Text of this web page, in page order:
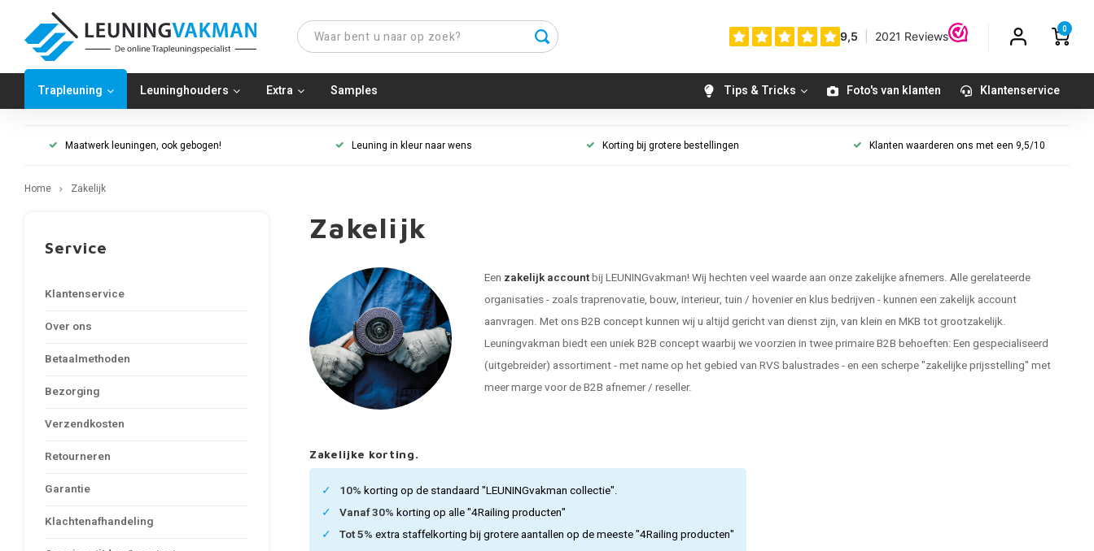
0
Trapleuning Leuninghouders Extra Samples Tips & Tricks Foto's van klanten Klantenservice
Maatwerk leuningen, ook gebogen! Leuning in kleur naar wens Korting bij grotere bestellingen Klanten waarderen ons met een 9,5/10
Home Zakelijk
Service
Klantenservice
Over ons
Betaalmethoden
Bezorging
Verzendkosten
Retourneren
Garantie
Klachtenafhandeling
Zakelijk
Een zakelijk accountbij LEUNINGvakman! Wij hechten veel waarde aan onze zakelijke afnemers. Alle gerelateerde
organisaties - zoals traprenovatie, bouw, interieur, tuin / hovenier en klus bedrijven - kunnen een zakelijk account
aanvragen. Met ons B2B concept kunnen wij u altijd gericht van dienst zijn, van klein en MKB tot grootzakelijk.
Leuningvakman biedt een uniek B2B concept waarbij we voorzien in twee primaire B2B behoeften: Een gespecialiseerd
(uitgebreider) assortiment - met name op het gebied van RVS balustrades - en een scherpe "zakelijke prijsstelling" met
meer marge voor de B2B afnemer / reseller.
Zakelijke korting.
10% korting op de standaard "LEUNINGvakman collectie".
Vanaf 30% korting op alle "4Railing producten"
Tot 5% extra staffelkorting bij grotere aantallen op de meeste "4Railing producten"